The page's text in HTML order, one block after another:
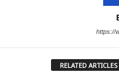
https://
RELATED ARTICLES